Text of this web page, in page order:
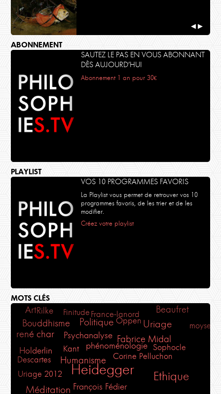
◀ ▶
ABONNEMENT
SAUTEZ LE PAS EN VOUS ABONNANT
DÈS AUJOURD’HUI
Abonnement 1 an pour 30€
PLAYLIST
VOS 10 PROGRAMMES FAVORIS
La Playlist vous permet de retrouver vos 10
programmes favoris, de les trier et de les
modifier.
Créez votre playlist
MOTS CLÉS
ArtRilke FinitudeFrance-lanord
Beaufret
Bouddhisme
PolitiqueOppenUriage moyse
rené char Psychanalyse Fabrice Midal
Holderlin Kant phénoménologie Sophocle
Descartes
Humanisme
Corine Pelluchon
Uriage 2012 Heidegger Ethique
MéditationFrançois Fédier